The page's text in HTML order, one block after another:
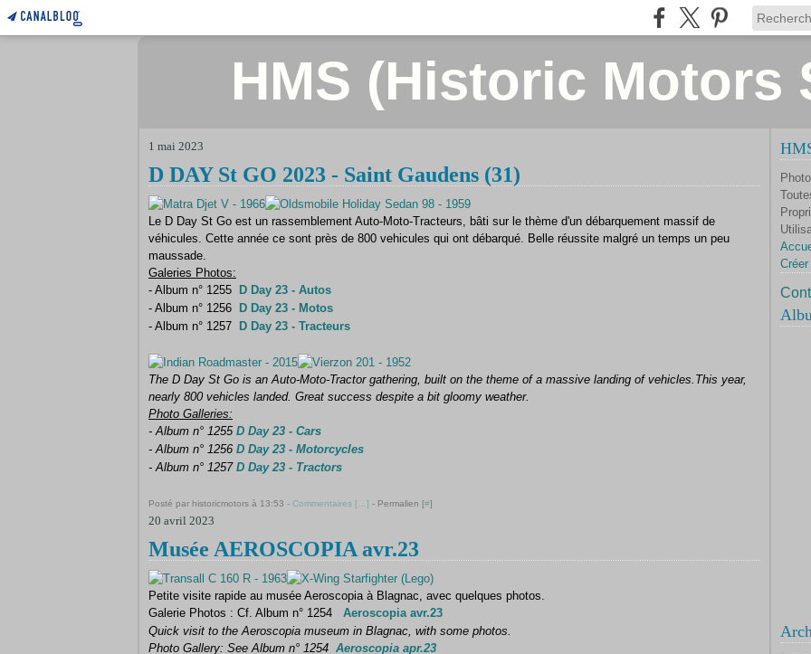
HMS (Historic Motors
1 mai 2023
D DAY St GO 2023 - Saint Gaudens (31)
Le D Day St Go est un rassemblement Auto-Moto-Tracteurs, bâti sur le thème d'un débarquement massif de
véhicules. Cette année ce sont près de 800 vehicules qui ont débarqué. Belle réussite malgré un temps un peu
maussade.
Galeries Photos:
- Album n° 1255
D Day 23 - Autos
- Album n° 1256
D Day 23 - Motos
- Album n° 1257
D Day 23 - Tracteurs
The D Day St Go is an Auto-Moto-Tractor gathering, built on the theme of a massive landing of vehicles. This year,
nearly 800 vehicles landed. Great success despite a bit gloomy weather.
Photo Galleries:
- Album n° 1255 D Day 23 - Cars
- Album n° 1256 D Day 23 - Motorcycles
- Album n° 1257 D Day 23 - Tractors
Posté par historicmotors à 13:53 - Commentaires [ ] - Permalien [#]
20 avril 2023
Musée AEROSCOPIA avr.23
Petite visite rapide au musée Aeroscopia à Blagnac, avec quelques photos.
Galerie Photos : Cf. Album n° 1254 Aeroscopia avr.23
Quick visit to the Aeroscopia museum in Blagnac, with some photos.
Photo Gallery: See Album n° 1254 Aeroscopia apr.23